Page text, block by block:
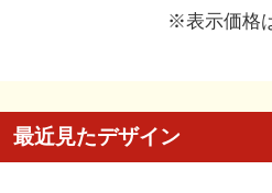
※表示価格
最近見たデザイン